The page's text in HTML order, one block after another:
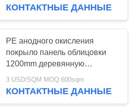
PVDF
253
КОНТАКТНЫЕ ДАННЫЕ
PE анодного окисления
покрыло панель облицовки
1200mm деревянную
алюминиевую
3 USD/SQM MOQ:600sqm
КОНТАКТНЫЕ ДАННЫЕ